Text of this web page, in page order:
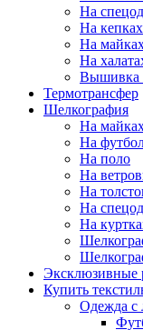
На
На кепках
На
На
Вышивка
Термотрансфер
Шелкография
На
На
На поло
На
На
На
На
Эксклюзивные
Купить
Одежда с